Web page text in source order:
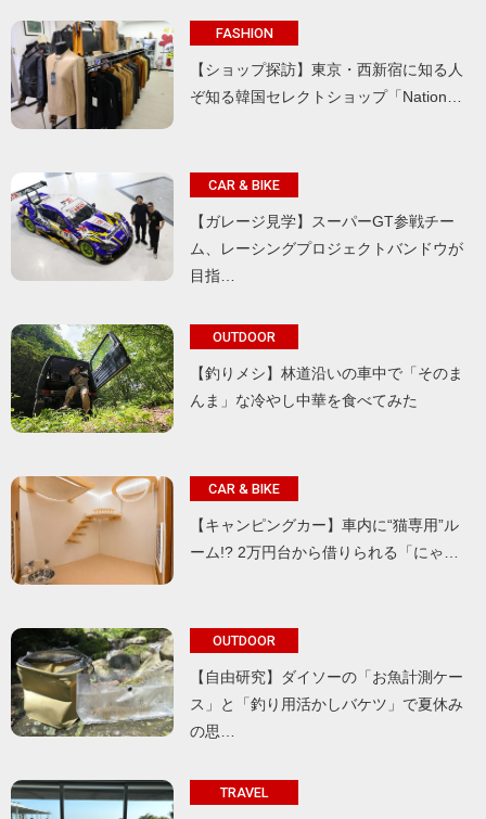
FASHION
【ショップ探訪】東京・西新宿に知る人
ぞ知る韓国セレクトショップ「Nation…
CAR & BIKE
【ガレージ見学】スーパーGT参戦チー
ム、レーシングプロジェクトバンドウが
目指…
OUTDOOR
【釣りメシ】林道沿いの車中で「そのま
んま」な冷やし中華を食べてみた
CAR & BIKE
【キャンピングカー】車内に“猫専用”ル
ーム!? 2万円台から借りられる「にゃ…
OUTDOOR
【自由研究】ダイソーの「お魚計測ケー
ス」と「釣り用活かしバケツ」で夏休み
の思…
TRAVEL